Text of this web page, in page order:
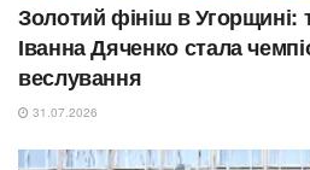
Золотий фініш в Угорщині:
Іванна Дяченко стала
веслування
31.07.2026